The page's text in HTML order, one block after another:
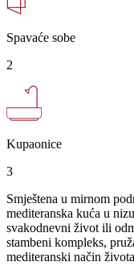
Spavaće sobe
2
Kupaonice
3
Smještena u mirnom
mediteranska kuća u
svakodnevni život ili
stambeni kompleks,
mediteranski način